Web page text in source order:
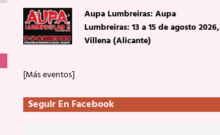
Aupa Lumbreiras: Aupa
Lumbreiras: 13 a 15 de agosto 2026,
Villena (Alicante)
[Más eventos]
Seguir En Facebook